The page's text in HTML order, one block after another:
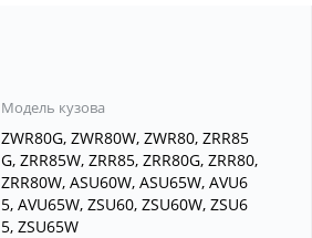
Модель кузова
ZWR80G, ZWR80W, ZWR80, ZRR85
G, ZRR85W, ZRR85, ZRR80G, ZRR80,
ZRR80W, ASU60W, ASU65W, AVU6
5, AVU65W, ZSU60, ZSU60W, ZSU6
5, ZSU65W